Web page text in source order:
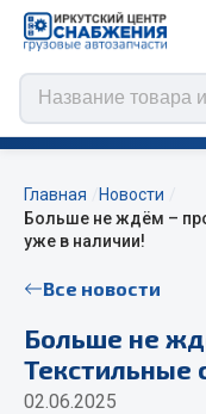
ЦЕПИ BOHU (Китай)
Изготовление
Главная
Новости
Больше не ждём –
уже в наличии!
Все новости
Больше не
Текстильные
02.06.2025